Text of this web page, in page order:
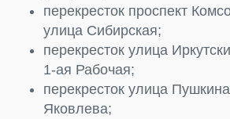
перекресток проспект
улица Сибирская;
перекресток улица
1-ая Рабочая;
перекресток улица
Яковлева;